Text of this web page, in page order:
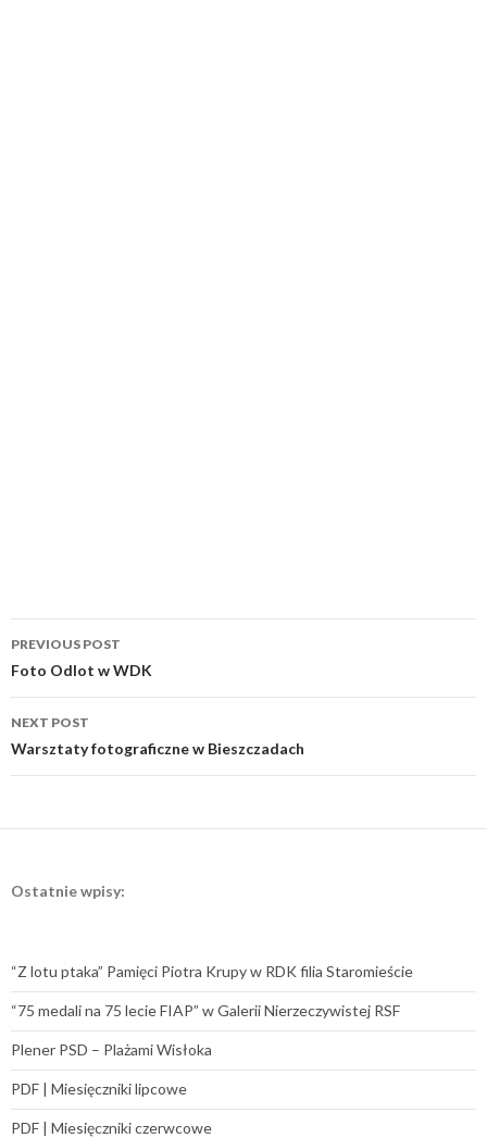
Post
navigation
PREVIOUS POST
Foto Odlot w WDK
NEXT POST
Warsztaty fotograficzne w Bieszczadach
Ostatnie wpisy:
“Z lotu ptaka” Pamięci Piotra Krupy w RDK filia Staromieście
“75 medali na 75 lecie FIAP” w Galerii Nierzeczywistej RSF
Plener PSD – Plażami Wisłoka
PDF | Miesięczniki lipcowe
PDF | Miesięczniki czerwcowe